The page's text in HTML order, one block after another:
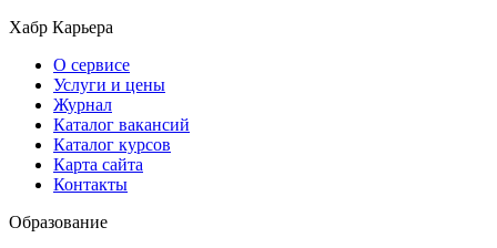
Хабр Карьера
О сервисе
Услуги и цены
Журнал
Каталог вакансий
Каталог курсов
Карта сайта
Контакты
Образование